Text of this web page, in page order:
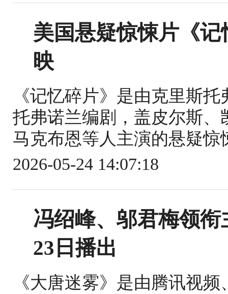
美国悬疑惊悚片《
映
《记忆碎片》是由克里斯
托弗诺兰编剧，盖皮尔斯
马克布恩等人主演的悬疑惊
2026-05-24 14:07:18
冯绍峰、邬君梅领
23日播出
《大唐迷雾》是由腾讯视